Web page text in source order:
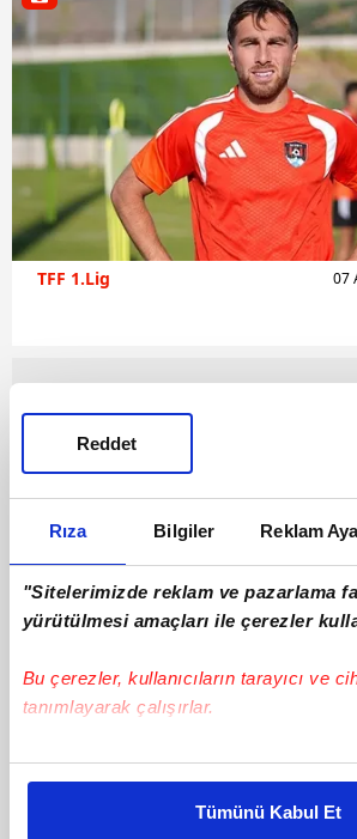
Rıza Bilgiler Reklam
"Sitelerimizde reklam ve pazarlama
yürütülmesi amaçları ile çerezler
Bu çerezler, kullanıcıların tarayıcı ve
tanımlayarak çalışırlar.
Bu çerezlere izin vermeniz halinde
daha iyi reklam deneyimi yaşatabiliriz.
Tümünü Kabul Et
Reddet
TFF 1.Lig 07